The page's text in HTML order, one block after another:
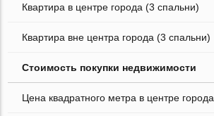
Квартира в центре города (3 спальни)
Квартира вне центра города (3 спальни)
Стоимость покупки недвижимости
Цена квадратного метра в центре города